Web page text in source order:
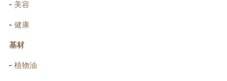
美容
健康
基材
植物油